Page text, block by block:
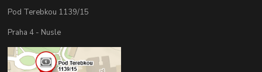
Pod Terebkou 1139/15
Praha 4 - Nusle